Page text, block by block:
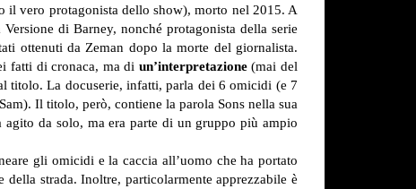
il vero protagonista dello show), morto nel 2015. A
di Barney, nonché protagonista della serie
ottenuti da Zeman dopo la morte del giornalista.
fatti di cronaca, ma di un’interpretazione(mai del
titolo. La docuserie, infatti, parla dei 6 omicidi (e 7
Il titolo, però, contiene la parola Sons nella sua
da solo, ma era parte di un gruppo più ampio
gli omicidi e la caccia all’uomo che ha portato
strada. Inoltre, particolarmente apprezzabile è